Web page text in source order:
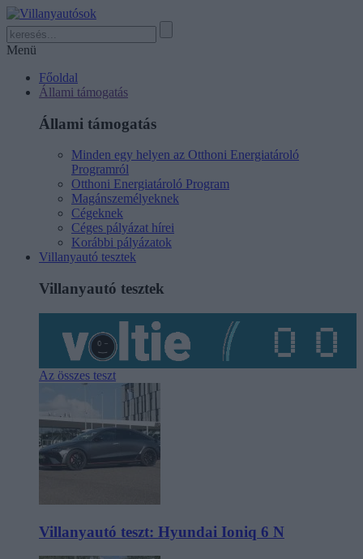
Menü
Főoldal
Állami támogatás
Állami támogatás
Minden egy helyen az Otthoni Energiatároló
Programról
Otthoni Energiatároló Program
Magánszemélyeknek
Cégeknek
Céges pályázat hírei
Korábbi pályázatok
Villanyautó tesztek
Villanyautó tesztek
Az összes teszt
Villanyautó teszt: Hyundai Ioniq 6 N